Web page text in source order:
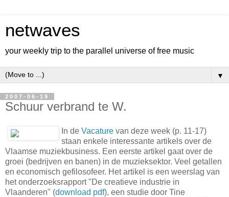
netwaves
your weekly trip to the parallel universe of free music
▼
2007-06-19
Schuur verbrand te W.
In de Vacature van deze week (p. 11-17)
staan enkele interessante artikels over de
Vlaamse muziekbusiness. Een eerste artikel gaat over de
groei (bedrijven en banen) in de muzieksektor. Veel getallen
en economisch gefilosofeer. Het artikel is een weerslag van
het onderzoeksrapport "De creatieve industrie in
Vlaanderen" (download pdf), een studie door Tine